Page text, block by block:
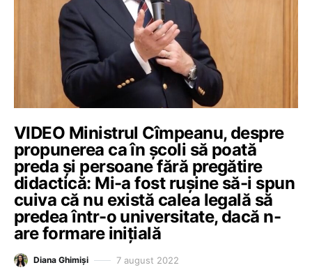
VIDEO Ministrul Cîmpeanu, despre
propunerea ca în școli să poată
preda și persoane fără pregătire
didactică: Mi-a fost rușine să-i spun
cuiva că nu există calea legală să
predea într-o universitate, dacă n-
are formare inițială
Diana Ghimiși 7 august 2022